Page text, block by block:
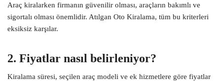
Araç kiralarken firmanın güvenilir olması, araçların bakımlı ve
sigortalı olması önemlidir. Atılgan Oto Kiralama, tüm bu kriterleri
eksiksiz karşılar.
2. Fiyatlar nasıl belirleniyor?
Kiralama süresi, seçilen araç modeli ve ek hizmetlere göre fiyatlar